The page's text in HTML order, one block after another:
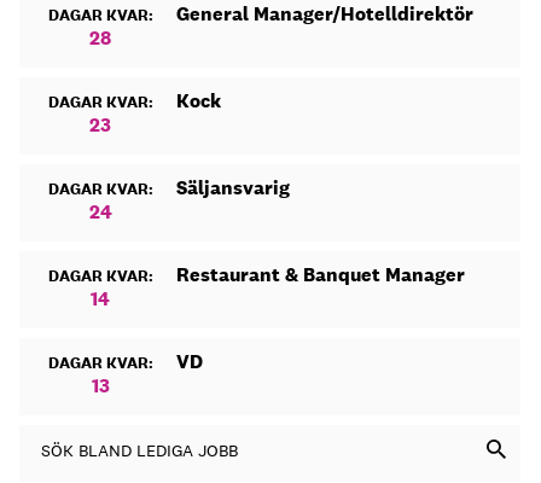
DAGAR KVAR:
28
General Manager/Hotelldirektör
DAGAR KVAR:
23
Kock
DAGAR KVAR:
24
Säljansvarig
DAGAR KVAR:
14
Restaurant & Banquet Manager
DAGAR KVAR:
13
VD
SÖK BLAND LEDIGA JOBB